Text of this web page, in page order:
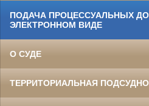
ПОДАЧА ПРОЦЕССУАЛЬНЫХ
ЭЛЕКТРОННОМ ВИДЕ
О СУДЕ
ТЕРРИТОРИАЛЬНАЯ